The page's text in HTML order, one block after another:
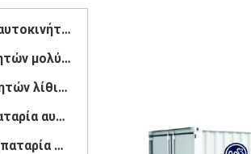
Μπαταρία εκκινητών αυτοκινήτων
Όξινη μπαταρία εκκινητών μολύβδου
Ιονική μπαταρία εκκινητών λίθιου
Εκκίνησης-στάσης μπαταρία αυτοκινήτων
Βαρέων καθηκόντων μπαταρία φορτηγών